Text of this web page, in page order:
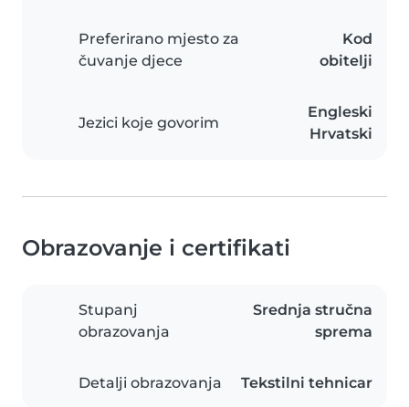
Preferirano mjesto za
čuvanje djece
Kod
obitelji
Jezici koje govorim
Engleski
Hrvatski
Obrazovanje i certifikati
Stupanj
obrazovanja
Srednja stručna
sprema
Detalji obrazovanja Tekstilni tehnicar